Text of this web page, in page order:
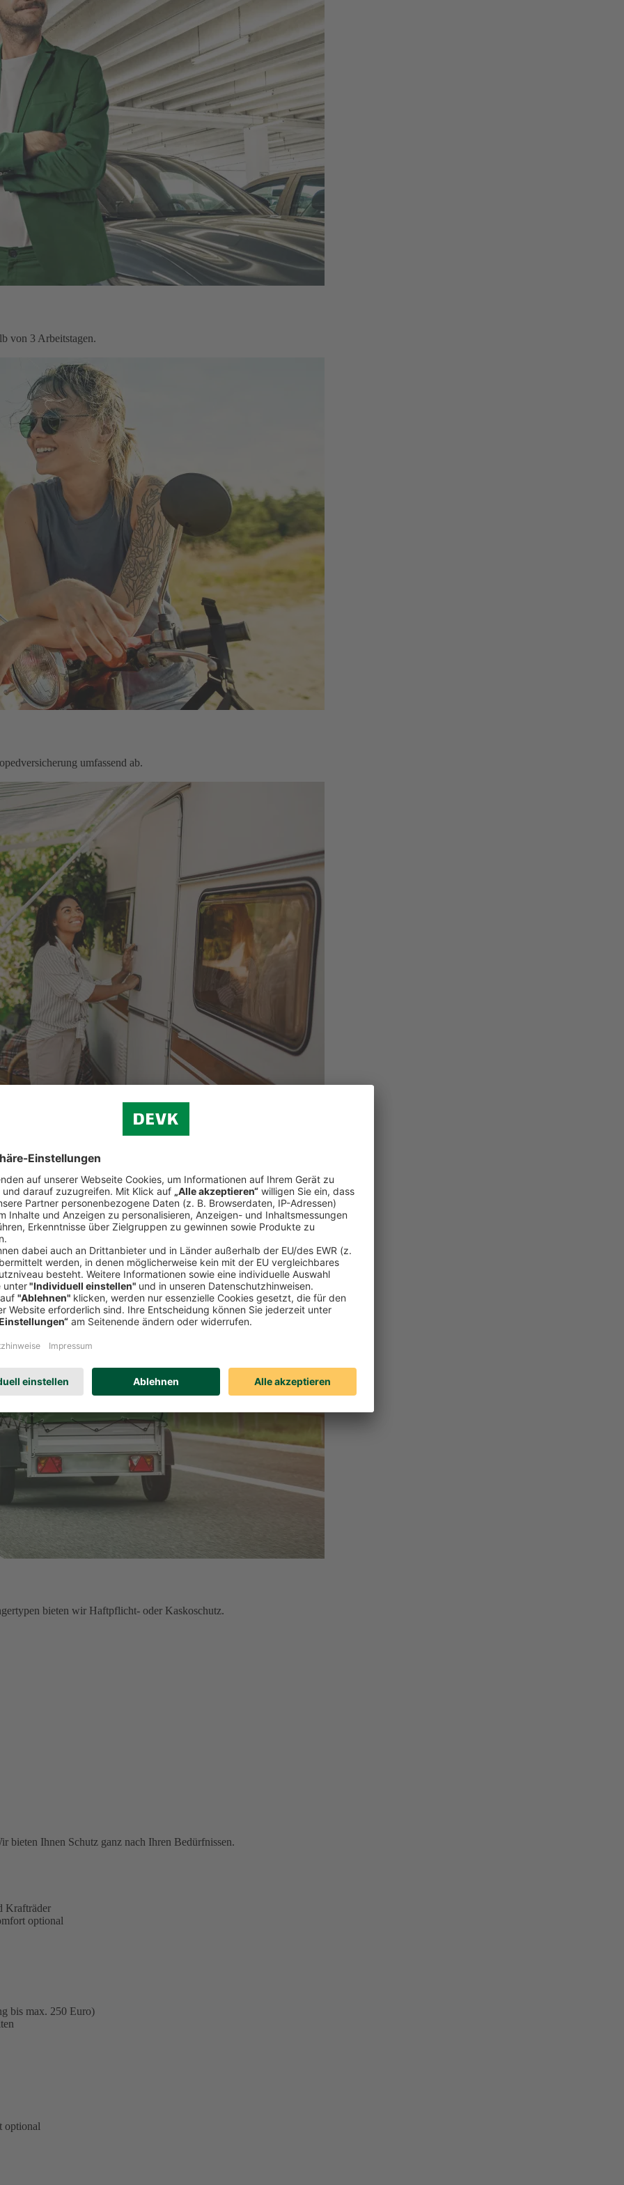
von 3 Arbeitstagen.
umfassend ab.
vieles mehr.
bieten wir Haftpflicht- oder Kaskoschutz.
bieten Ihnen Schutz ganz nach Ihren Bedürfnissen.
Krafträder
optional
bis max. 250 Euro)
optional